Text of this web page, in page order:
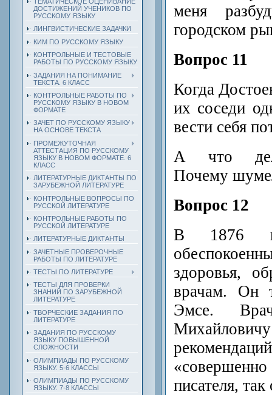
ДОСТИЖЕНИЙ УЧЕНИКОВ ПО
РУССКОМУ ЯЗЫКУ
ЛИНГВИСТИЧЕСКИЕ ЗАДАЧКИ
КИМ ПО РУССКОМУ ЯЗЫКУ
КОНТРОЛЬНЫЕ И ТЕСТОВЫЕ
РАБОТЫ ПО РУССКОМУ ЯЗЫКУ
ЗАДАНИЯ НА ПОНИМАНИЕ
ТЕКСТА. 6 КЛАСС
КОНТРОЛЬНЫЕ РАБОТЫ ПО
РУССКОМУ ЯЗЫКУ В НОВОМ
ФОРМАТЕ
ЗАЧЕТ ПО РУССКОМУ ЯЗЫКУ
НА ОСНОВЕ ТЕКСТА
ПРОМЕЖУТОЧНАЯ
АТТЕСТАЦИЯ ПО РУССКОМУ
ЯЗЫКУ В НОВОМ ФОРМАТЕ. 6
КЛАСС
ЛИТЕРАТУРНЫЕ ДИКТАНТЫ ПО
ЗАРУБЕЖНОЙ ЛИТЕРАТУРЕ
КОНТРОЛЬНЫЕ ВОПРОСЫ ПО
РУССКОЙ ЛИТЕРАТУРЕ
КОНТРОЛЬНЫЕ РАБОТЫ ПО
РУССКОЙ ЛИТЕРАТУРЕ
ЛИТЕРАТУРНЫЕ ДИКТАНТЫ
ЗАЧЕТНЫЕ ПРОВЕРОЧНЫЕ
РАБОТЫ ПО ЛИТЕРАТУРЕ
ТЕСТЫ ПО ЛИТЕРАТУРЕ
ТЕСТЫ ДЛЯ ПРОВЕРКИ
ЗНАНИЙ ПО ЗАРУБЕЖНОЙ
ЛИТЕРАТУРЕ
ТВОРЧЕСКИЕ ЗАДАНИЯ ПО
ЛИТЕРАТУРЕ
ЗАДАНИЯ ПО РУССКОМУ
ЯЗЫКУ ПОВЫШЕННОЙ
СЛОЖНОСТИ
ОЛИМПИАДЫ ПО РУССКОМУ
ЯЗЫКУ. 5-6 КЛАССЫ
ОЛИМПИАДЫ ПО РУССКОМУ
ЯЗЫКУ. 7-8 КЛАССЫ
меня
городском
Вопрос 11
Когда
их соседи
вести себя
А что
Почему
Вопрос 12
В 1876
здоровья,
врачам. Он
Эмсе.
писателя,